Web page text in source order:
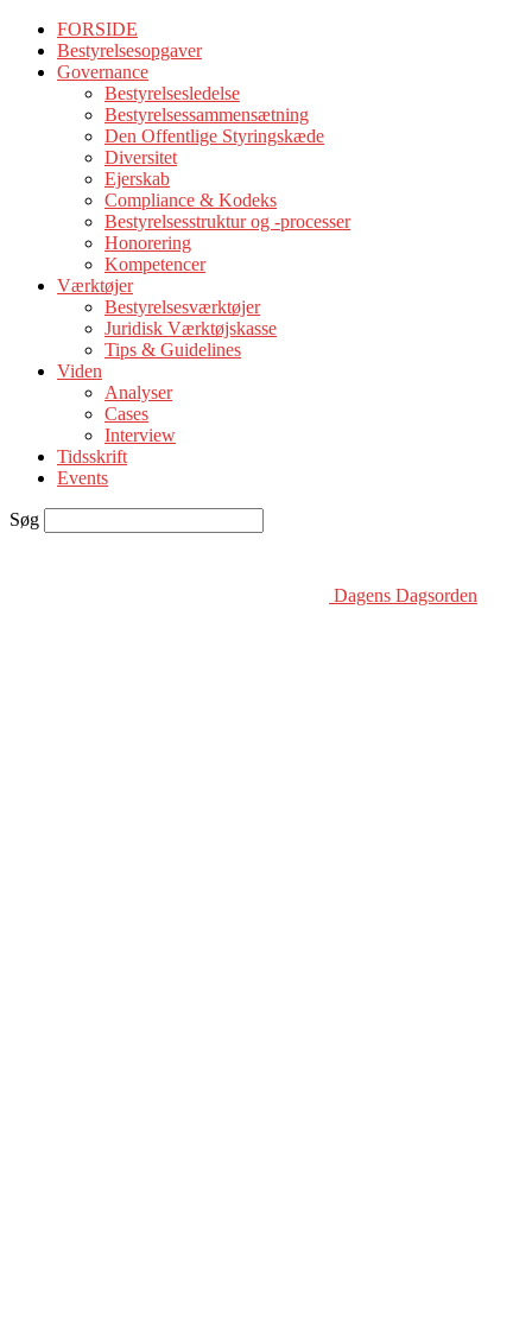
FORSIDE
Bestyrelsesopgaver
Governance
Bestyrelsesledelse
Bestyrelsessammensætning
Den Offentlige Styringskæde
Diversitet
Ejerskab
Compliance & Kodeks
Bestyrelsesstruktur og -processer
Honorering
Kompetencer
Værktøjer
Bestyrelsesværktøjer
Juridisk Værktøjskasse
Tips & Guidelines
Viden
Analyser
Cases
Interview
Tidsskrift
Events
Søg
Dagens Dagsorden